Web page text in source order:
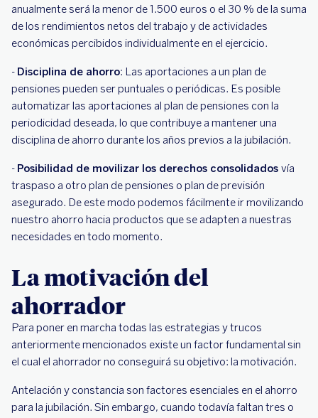
anualmente será la menor de 1.500 euros o el 30 % de la suma
de los rendimientos netos del trabajo y de actividades
económicas percibidos individualmente en el ejercicio.
- Disciplina de ahorro: Las aportaciones a un plan de
pensiones pueden ser puntuales o periódicas. Es posible
automatizar las aportaciones al plan de pensiones con la
periodicidad deseada, lo que contribuye a mantener una
disciplina de ahorro durante los años previos a la jubilación.
- Posibilidad de movilizar los derechos consolidados vía
traspaso a otro plan de pensiones o plan de previsión
asegurado. De este modo podemos fácilmente ir movilizando
nuestro ahorro hacia productos que se adapten a nuestras
necesidades en todo momento.
La motivación del
ahorrador
Para poner en marcha todas las estrategias y trucos
anteriormente mencionados existe un factor fundamental sin
el cual el ahorrador no conseguirá su objetivo: la motivación.
Antelación y constancia son factores esenciales en el ahorro
para la jubilación. Sin embargo, cuando todavía faltan tres o